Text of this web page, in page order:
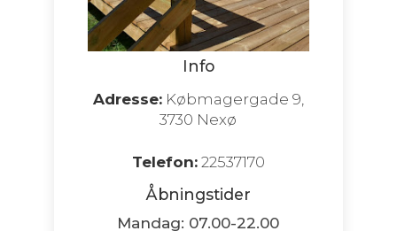
Info
Adresse:Købmagergade 9,
3730 Nexø
Telefon:22537170
Åbningstider
Mandag: 07.00-22.00